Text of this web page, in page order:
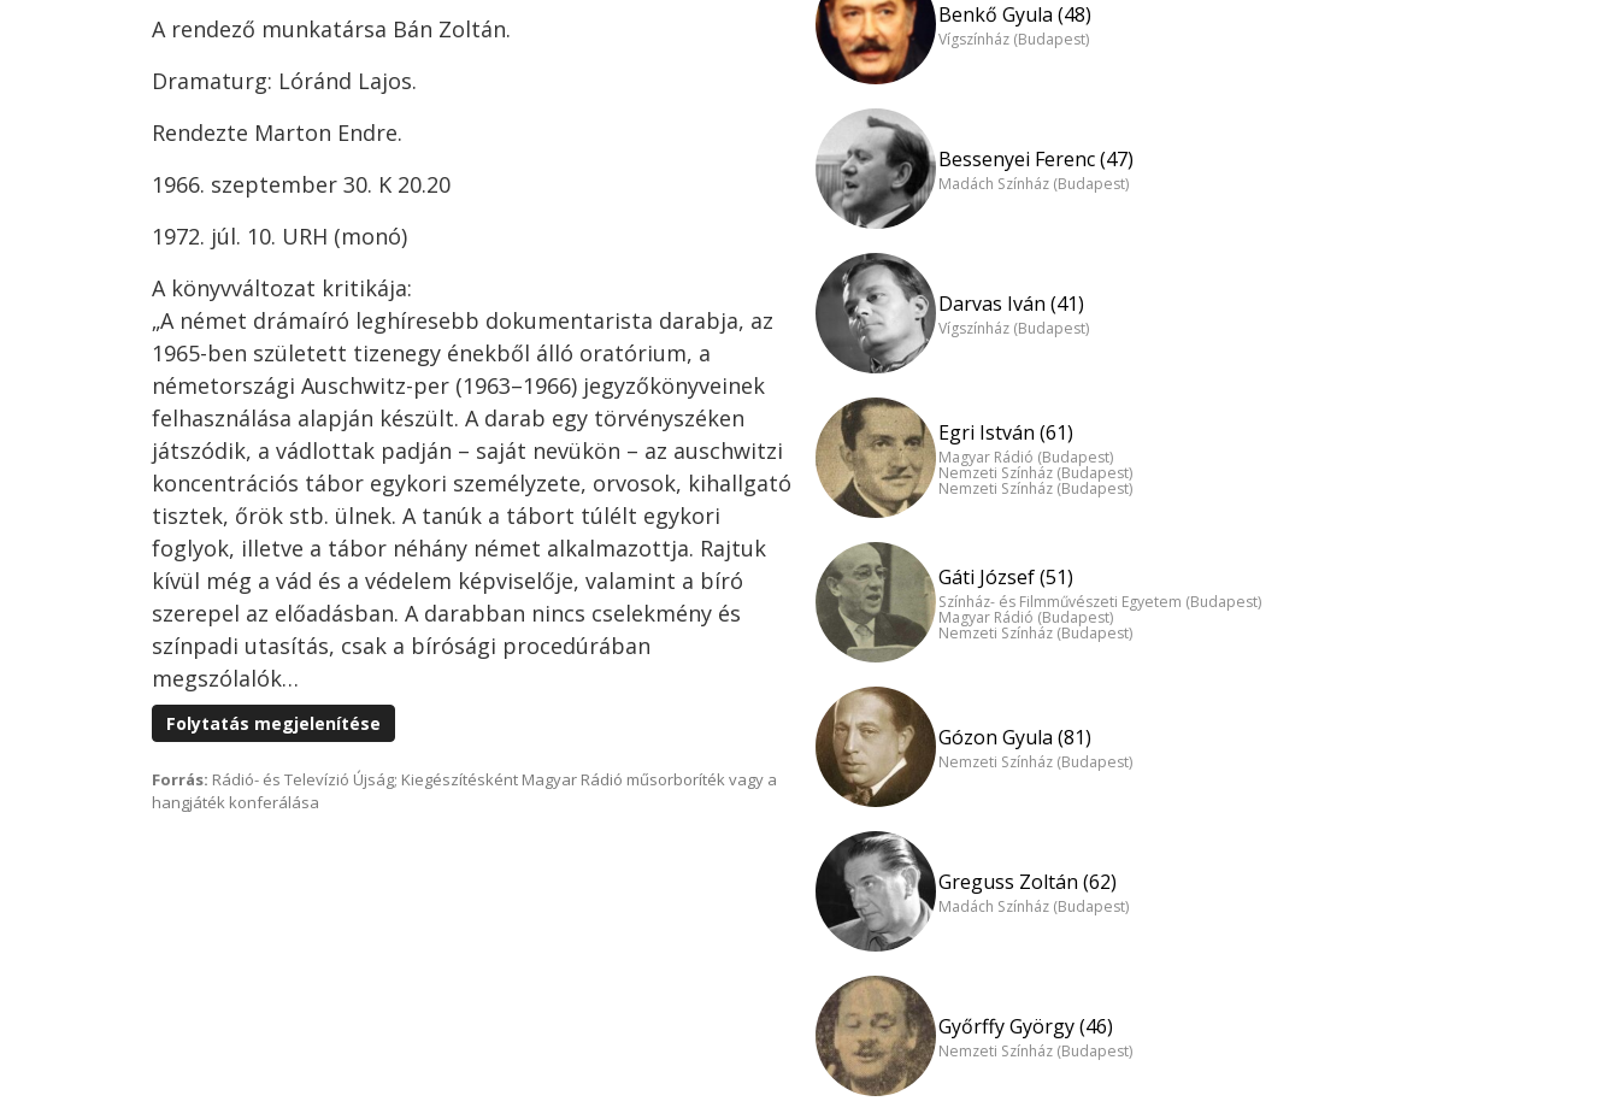
A rendező munkatársa Bán Zoltán.
Dramaturg: Lóránd Lajos.
Rendezte Marton Endre.
1966. szeptember 30. K 20.20
1972. júl. 10. URH (monó)
A könyvváltozat kritikája:
„A ​német drámaíró leghíresebb dokumentarista darabja, az
1965-ben született tizenegy énekből álló oratórium, a
németországi Auschwitz-per (1963–1966) jegyzőkönyveinek
felhasználása alapján készült. A darab egy törvényszéken
játszódik, a vádlottak padján – saját nevükön – az auschwitzi
koncentrációs tábor egykori személyzete, orvosok, kihallgató
tisztek, őrök stb. ülnek. A tanúk a tábort túlélt egykori
foglyok, illetve a tábor néhány német alkalmazottja. Rajtuk
kívül még a vád és a védelem képviselője, valamint a bíró
szerepel az előadásban. A darabban nincs cselekmény és
színpadi utasítás, csak a bírósági procedúrában
megszólalók…
Folytatás megjelenítése
Forrás: Rádió- és Televízió Újság; Kiegészítésként Magyar Rádió műsorboríték vagy a
hangjáték konferálása
Benkő Gyula (48)
Vígszínház (Budapest)
Bessenyei Ferenc (47)
Madách Színház (Budapest)
Darvas Iván (41)
Vígszínház (Budapest)
Egri István (61)
Magyar Rádió (Budapest)
Nemzeti Színház (Budapest)
Nemzeti Színház (Budapest)
Gáti József (51)
Színház- és Filmművészeti Egyetem (Budapest)
Magyar Rádió (Budapest)
Nemzeti Színház (Budapest)
Gózon Gyula (81)
Nemzeti Színház (Budapest)
Greguss Zoltán (62)
Madách Színház (Budapest)
Győrffy György (46)
Nemzeti Színház (Budapest)